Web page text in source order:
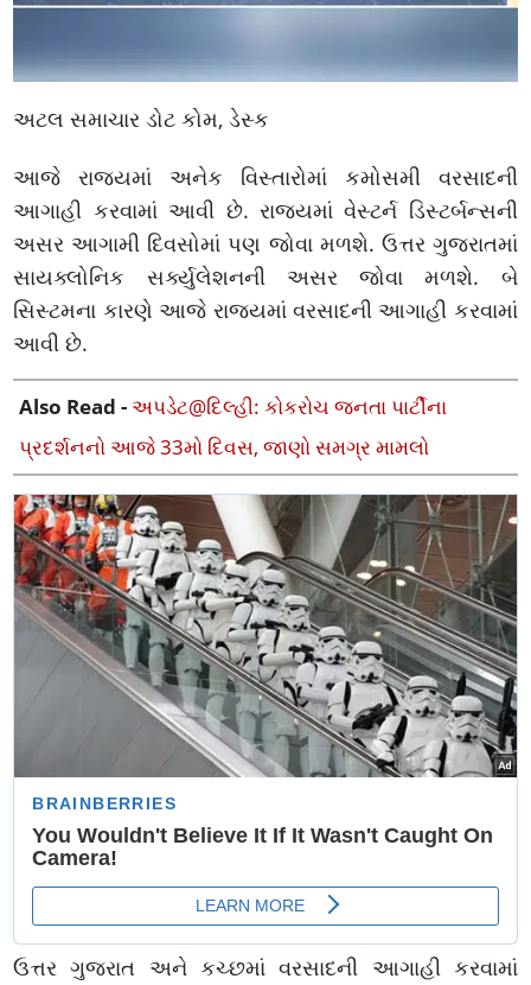
અટલ સમાચાર ડોટ કોમ, ડેસ્ક
આજે રાજ્યમાં અનેક વિસ્તારોમાં કમોસમી વરસાદની
આગાહી કરવામાં આવી છે. રાજ્યમાં વેસ્ટર્ન ડિસ્ટર્બન્સની
અસર આગામી દિવસોમાં પણ જોવા મળશે. ઉત્તર ગુજરાતમાં
સાયક્લોનિક સર્ક્યુલેશનની અસર જોવા મળશે. બે
સિસ્ટમના કારણે આજે રાજ્યમાં વરસાદની આગાહી કરવામાં
આવી છે.
Also Read -અપડેટ@દિલ્હી: કોકરોચ જનતા પાર્ટીના
પ્રદર્શનનો આજે 33મો દિવસ, જાણો સમગ્ર મામલો
ઉત્તર ગુજરાત અને કચ્છમાં વરસાદની આગાહી કરવામાં